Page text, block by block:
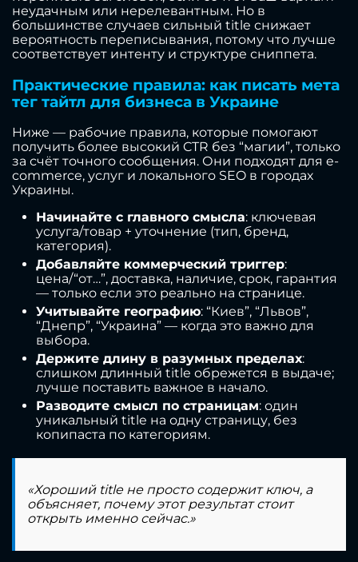
неудачным или нерелевантным. Но в
большинстве случаев сильный title снижает
вероятность переписывания, потому что лучше
соответствует интенту и структуре сниппета.
Практические правила: как писать мета
тег тайтл для бизнеса в Украине
Ниже — рабочие правила, которые помогают
получить более высокий CTR без “магии”, только
за счёт точного сообщения. Они подходят для e-
commerce, услуг и локального SEO в городах
Украины.
Начинайте с главного смысла: ключевая
услуга/товар + уточнение (тип, бренд,
категория).
Добавляйте коммерческий триггер:
цена/“от…”, доставка, наличие, срок, гарантия
— только если это реально на странице.
Учитывайте географию: “Киев”, “Львов”,
“Днепр”, “Украина” — когда это важно для
выбора.
Держите длину в разумных пределах:
слишком длинный title обрежется в выдаче;
лучше поставить важное в начало.
Разводите смысл по страницам: один
уникальный title на одну страницу, без
копипаста по категориям.
«Хороший title не просто содержит ключ, а
объясняет, почему этот результат стоит
открыть именно сейчас.»